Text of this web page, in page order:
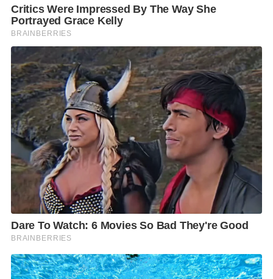
เครื่องเสียง, ล้อแม็ก-ยางรถยนต์ และอุปกรณ์ประดับยนต์
มีผู้เข้าชมงานประมาณ 540,000 คน เฉลี่ยวันละเกือบ
60,000 คน ใกล้เคียงกับปีก่อน เนื่องจากมีผู้ประกอบการ
รายใหม่ รวมทั้งแรงงานจากสาขาอาชีพต่าง ๆ ย้ายเข้าสู่
พื้นที่จำนวนมาก โดยเป็นผลสืบเนื่องจากการพัฒนา
โครงสร้างพื้นฐานด้านสาธารณูปโภคต่าง ๆ เพื่อรองรับ
การเติบโตของระบบเศรษฐกิจในภูมิภาค ภายใต้โครงการ
ระเบียงเศรษฐกิจพิเศษภาคตะวันออก ’EEC’ ขณะที่ผู้
ประกอบการที่เข้าร่วมงานต่างนำเสนอโปรโมชั่นสุดพิเศษ
ไม่ว่าจะเป็นส่วนลดในการซื้อ, โปรโมชั่นช่วยจ่าย-ช่วย
ผ่อน, ดาวน์ 0%, ดาวน์ต่ำดอกเบี้ย 0%, ผ่อนนาน, เพิ่ม
มูลค่ารถเก่านำมาแลกรถใหม่, ฟรีประกันภัยชั้น 1, จองรถ
รับทองคำ, ฟรีชุดแต่ง, รับรถทันทีไม่ต้องรอ, ออก
มอเตอร์ไซค์ 0 บาท หรือรับฟรีสินค้าพรีเมี่ยม เพื่อกระตุ้น
ยอดขายในช่วงไฮซีซั่น รวมทั้งนโยบายกระตุ้นเศรษฐกิจ
ต่าง ๆ ของภาครัฐที่เริ่มทยอยออกมาเริ่มส่งสัญญาณที่ดี